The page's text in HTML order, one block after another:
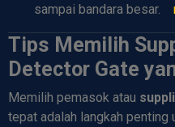
sampai bandara besar.
Tips Memilih
Detector Gate
Memilih pemasok atau
tepat adalah langkah penting